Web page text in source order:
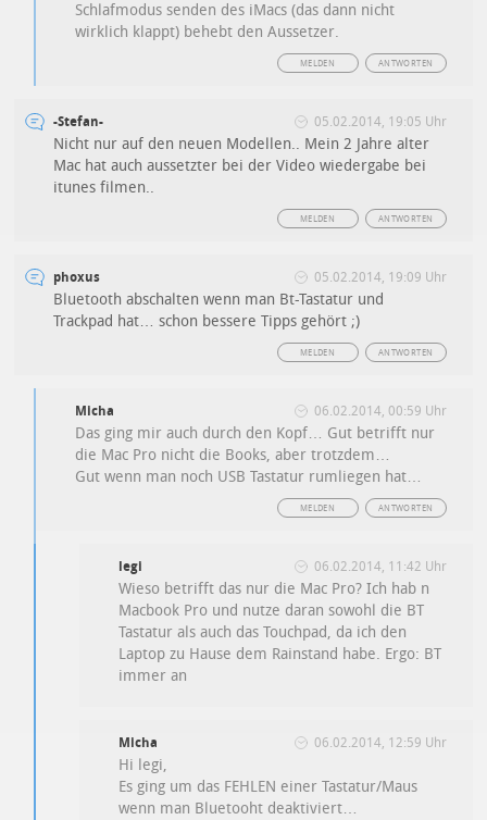
Schlafmodus senden des iMacs (das dann nicht
wirklich klappt) behebt den Aussetzer.
ANTWORTEN
MELDEN
-Stefan- 05.02.2014, 19:05 Uhr
Nicht nur auf den neuen Modellen.. Mein 2 Jahre alter
Mac hat auch aussetzter bei der Video wiedergabe bei
itunes filmen..
ANTWORTEN
MELDEN
phoxus 05.02.2014, 19:09 Uhr
Bluetooth abschalten wenn man Bt-Tastatur und
Trackpad hat… schon bessere Tipps gehört ;)
ANTWORTEN
MELDEN
Micha 06.02.2014, 00:59 Uhr
Das ging mir auch durch den Kopf… Gut betrifft nur
die Mac Pro nicht die Books, aber trotzdem…
Gut wenn man noch USB Tastatur rumliegen hat…
ANTWORTEN
MELDEN
legi 06.02.2014, 11:42 Uhr
Wieso betrifft das nur die Mac Pro? Ich hab n
Macbook Pro und nutze daran sowohl die BT
Tastatur als auch das Touchpad, da ich den
Laptop zu Hause dem Rainstand habe. Ergo: BT
immer an
Micha 06.02.2014, 12:59 Uhr
Hi legi,
Es ging um das FEHLEN einer Tastatur/Maus
wenn man Bluetooht deaktiviert…